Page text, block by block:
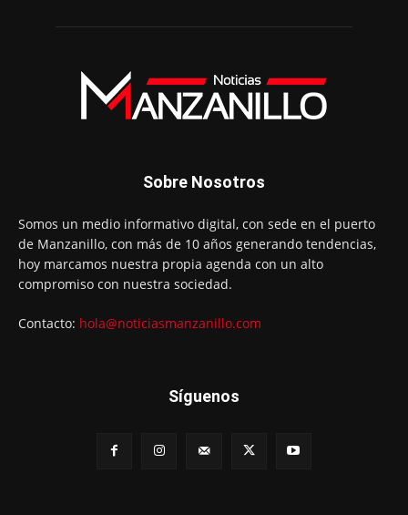
Sobre Nosotros
Somos un medio informativo digital, con sede en el puerto
de Manzanillo, con más de 10 años generando tendencias,
hoy marcamos nuestra propia agenda con un alto
compromiso con nuestra sociedad.
Contacto: hola@noticiasmanzanillo.com
Síguenos